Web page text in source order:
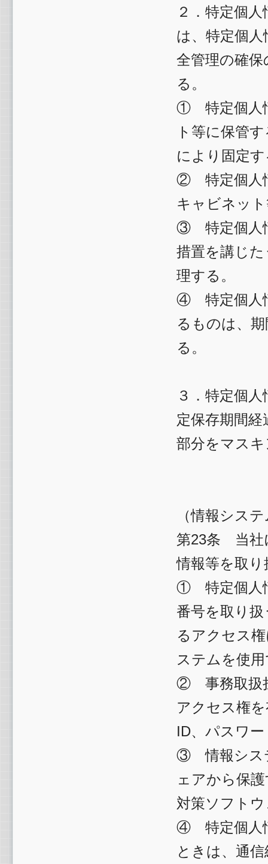
２．特定個
は、特定個
全管理の確
る。
① 特定個人
ト等に保管
により固定
② 特定個人
キャビネッ
③ 特定個人
措置を講じ
理する。
④ 特定個人
るものは、
る。
３．特定個
定保存期間
部分をマス
（情報シス
第23条 当社
情報等を取
① 特定個人
番号を取り
るアクセス
ステムを使
② 事務取扱
アクセス権
ID、パスワ
③ 情報シス
ェアから保
対策ソフト
④ 特定個人
ときは、通